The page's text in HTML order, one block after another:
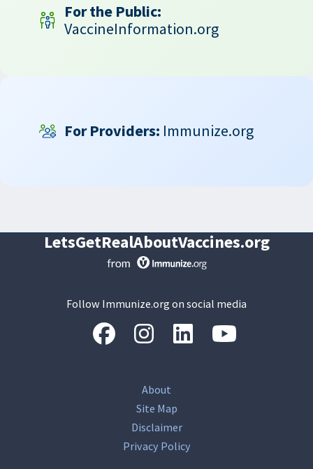
For the Public:
VaccineInformation.org
For Providers: Immunize.org
LetsGetRealAboutVaccines.org
Follow Immunize.org on social media
“Facebook“Instagram“LinkedIn
About
Site Map
Disclaimer
Privacy Policy